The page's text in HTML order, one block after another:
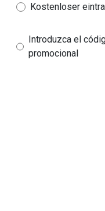
Kostenloser
Introduzca el
promocional